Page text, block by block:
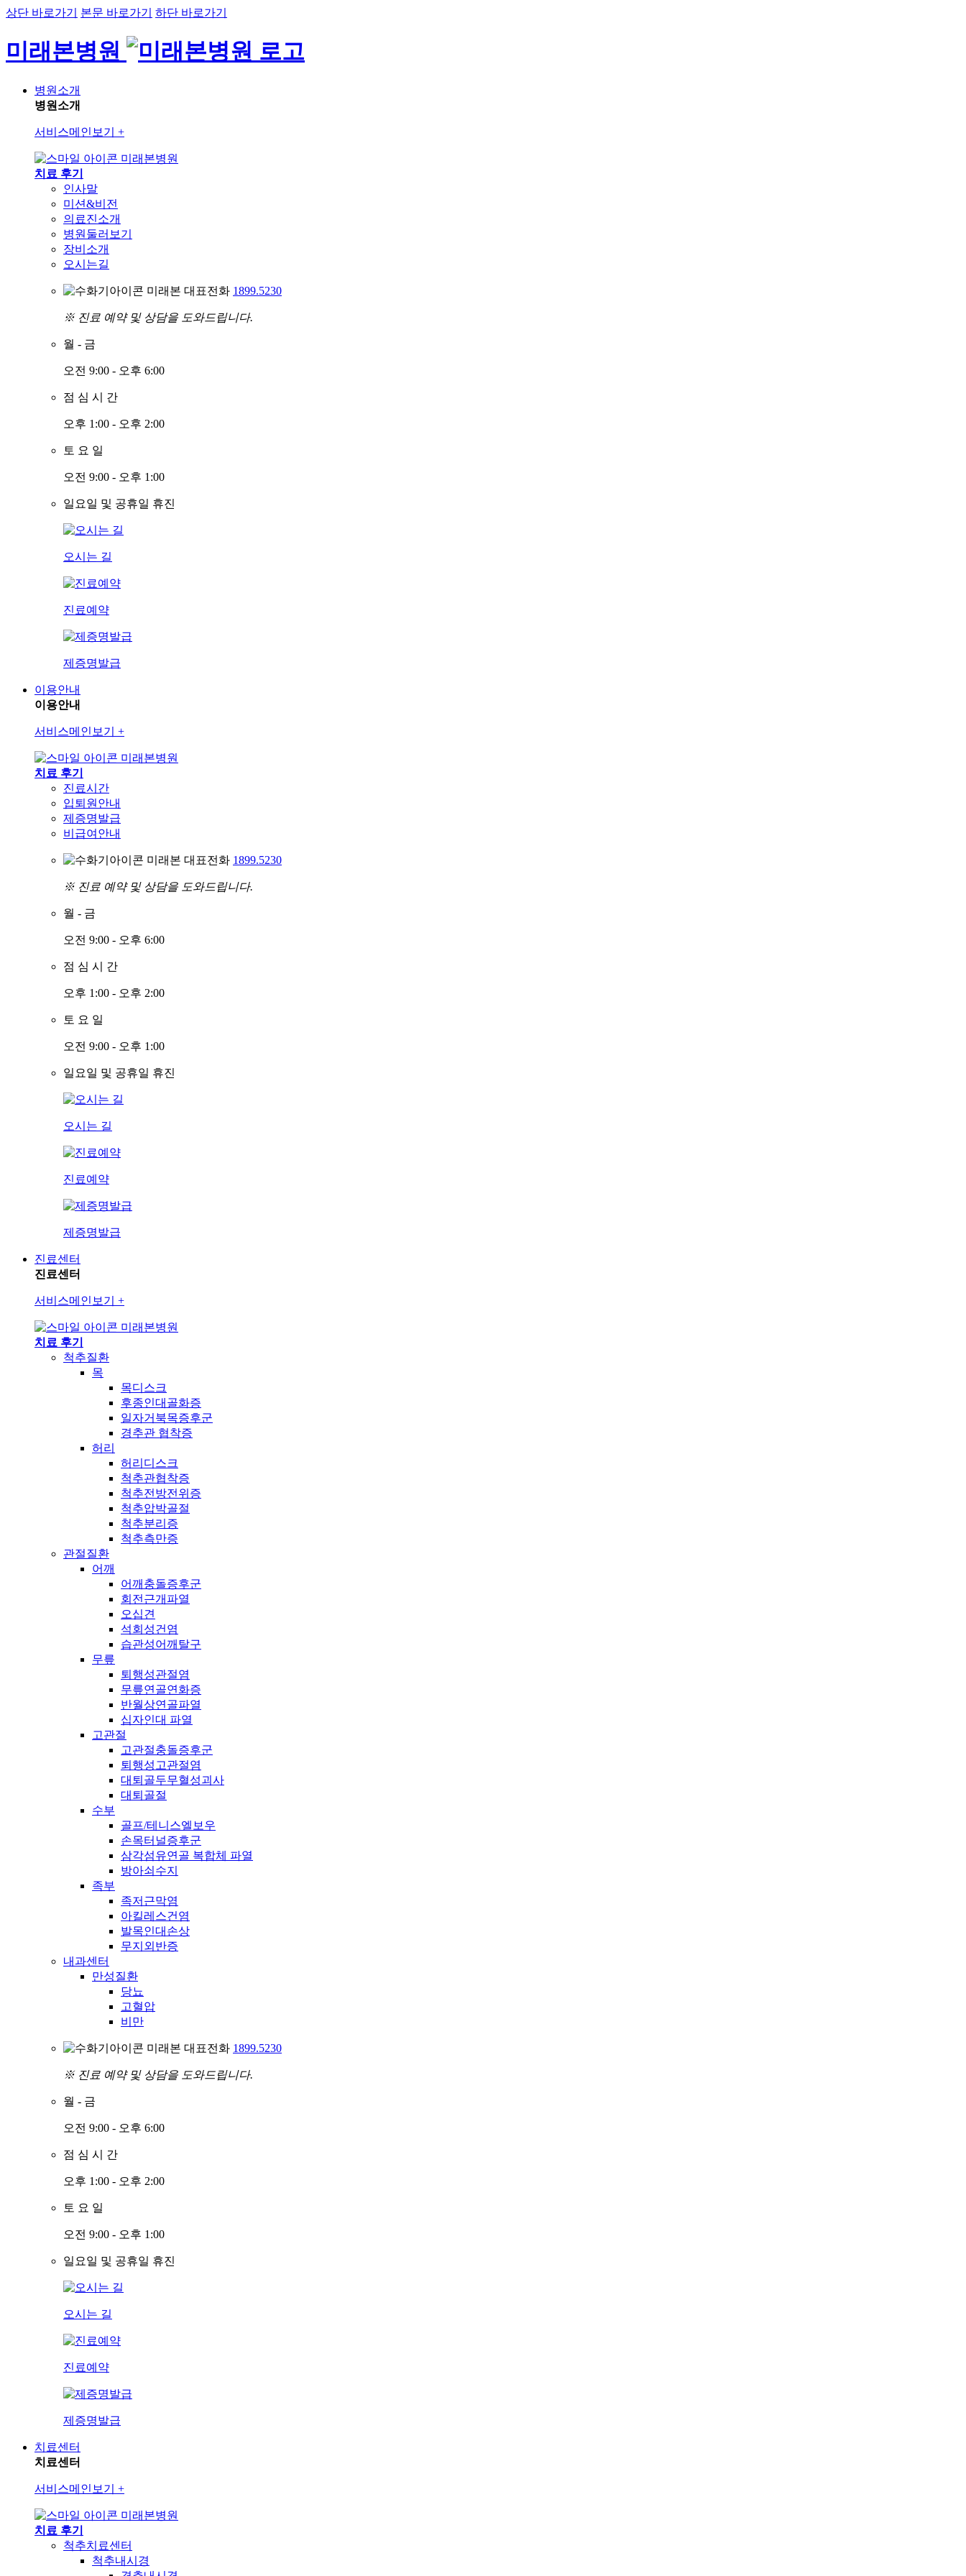
상단 바로가기 본문 바로가기 하단 바로가기
미래본병원
병원소개
병원소개
서비스메인보기 +
미래본병원
치료 후기
인사말
미션&비전
의료진소개
병원둘러보기
장비소개
오시는길
미래본 대표전화 1899.5230
※ 진료 예약 및 상담을 도와드립니다.
월 - 금
오전 9:00 - 오후 6:00
점 심 시 간
오후 1:00 - 오후 2:00
토 요 일
오전 9:00 - 오후 1:00
일요일 및 공휴일 휴진
오시는 길
진료예약
제증명발급
이용안내
이용안내
서비스메인보기 +
미래본병원
치료 후기
진료시간
입퇴원안내
제증명발급
비급여안내
미래본 대표전화 1899.5230
※ 진료 예약 및 상담을 도와드립니다.
월 - 금
오전 9:00 - 오후 6:00
점 심 시 간
오후 1:00 - 오후 2:00
토 요 일
오전 9:00 - 오후 1:00
일요일 및 공휴일 휴진
오시는 길
진료예약
제증명발급
진료센터
진료센터
서비스메인보기 +
미래본병원
치료 후기
척추질환
목
목디스크
후종인대골화증
일자거북목증후군
경추관 협착증
허리
허리디스크
척추관협착증
척추전방전위증
척추압박골절
척추분리증
척추측만증
관절질환
어깨
어깨충돌증후군
회전근개파열
오십견
석회성건염
습관성어깨탈구
무릎
퇴행성관절염
무릎연골연화증
반월상연골파열
십자인대 파열
고관절
고관절충돌증후군
퇴행성고관절염
대퇴골두무혈성괴사
대퇴골절
수부
골프/테니스엘보우
손목터널증후군
삼각섬유연골 복합체 파열
방아쇠수지
족부
족저근막염
아킬레스건염
발목인대손상
무지외반증
내과센터
만성질환
당뇨
고혈압
비만
미래본 대표전화 1899.5230
※ 진료 예약 및 상담을 도와드립니다.
월 - 금
오전 9:00 - 오후 6:00
점 심 시 간
오후 1:00 - 오후 2:00
토 요 일
오전 9:00 - 오후 1:00
일요일 및 공휴일 휴진
오시는 길
진료예약
제증명발급
치료센터
치료센터
서비스메인보기 +
미래본병원
치료 후기
척추치료센터
척추내시경